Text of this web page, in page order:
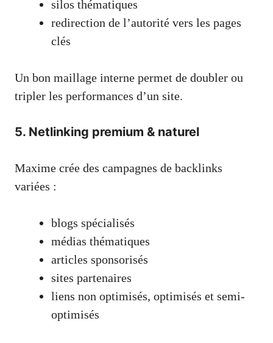
silos thématiques
redirection de l’autorité vers les pages
clés
Un bon maillage interne permet de doubler ou
tripler les performances d’un site.
5. Netlinking premium & naturel
Maxime crée des campagnes de backlinks
variées :
blogs spécialisés
médias thématiques
articles sponsorisés
sites partenaires
liens non optimisés, optimisés et semi-
optimisés